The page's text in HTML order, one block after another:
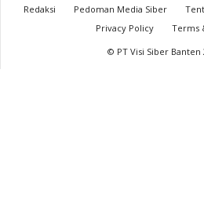
Redaksi Pedoman Media Siber
Privacy Policy
Terms
© PT Visi Siber Banten